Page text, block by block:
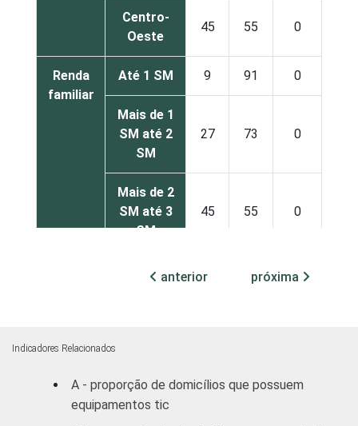
Centro-
Oeste
45 55 0
Renda
familiar
Até 1 SM 9 91 0
Mais de 1
SM até 2
SM
27 73 0
Mais de 2
SM até 3
SM
45 55 0
Mais de 3
37
SM
anterior próxima
Indicadores Relacionados
A - proporção de domicílios que possuem
equipamentos tic